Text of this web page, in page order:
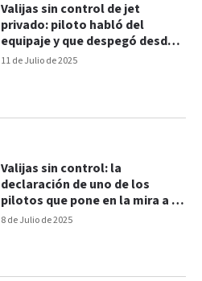
11 de Julio de 2025
Valijas sin control de jet
privado: piloto habló del
equipaje y que despegó desde
aeropuerto no declarado
8 de Julio de 2025
Valijas sin control: la
declaración de uno de los
pilotos que pone en la mira a la
Aduana